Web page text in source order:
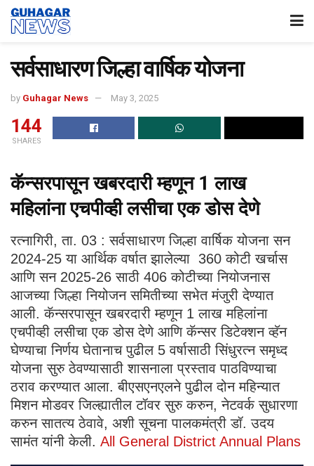
सर्वसाधारण जिल्हा वार्षिक योजना
by Guhagar News May 3, 2025
144
SHARES
कॅन्सरपासून खबरदारी म्हणून 1 लाख
महिलांना एचपीव्ही लसीचा एक डोस देणे
रत्नागिरी, ता. 03 : सर्वसाधारण जिल्हा वार्षिक योजना सन
2024-25 या आर्थिक वर्षात झालेल्या 360 कोटी खर्चास
आणि सन 2025-26 साठी 406 कोटीच्या नियोजनास
आजच्या जिल्हा नियोजन समितीच्या सभेत मंजुरी देण्यात
आली. कॅन्सरपासून खबरदारी म्हणून 1 लाख महिलांना
एचपीव्ही लसीचा एक डोस देणे आणि कॅन्सर डिटेक्शन व्हॅन
घेण्याचा निर्णय घेतानाच पुढील 5 वर्षासाठी सिंधुरत्न समृध्द
योजना सुरु ठेवण्यासाठी शासनाला प्रस्ताव पाठविण्याचा
ठराव करण्यात आला. बीएसएनएलने पुढील दोन महिन्यात
मिशन मोडवर जिल्ह्यातील टॉवर सुरु करुन, नेटवर्क सुधारणा
करुन सातत्य ठेवावे, अशी सूचना पालकमंत्री डॉ. उदय
सामंत यांनी केली. All General District Annual Plans